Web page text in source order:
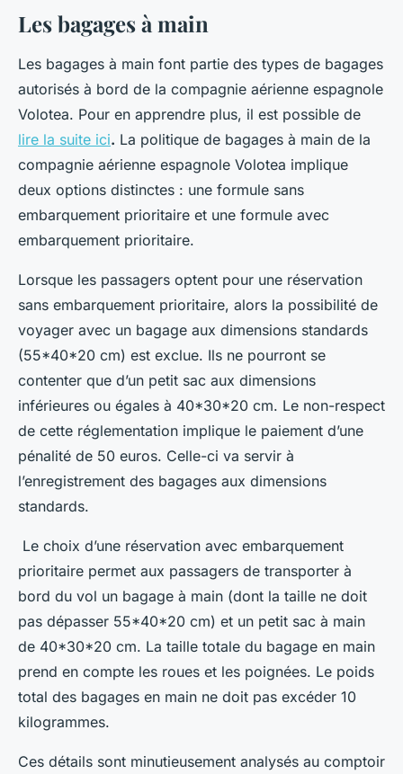
Les bagages à main
Les bagages à main font partie des types de bagages
autorisés à bord de la compagnie aérienne espagnole
Volotea. Pour en apprendre plus, il est possible de
lire la suite ici. La politique de bagages à main de la
compagnie aérienne espagnole Volotea implique
deux options distinctes : une formule sans
embarquement prioritaire et une formule avec
embarquement prioritaire.
Lorsque les passagers optent pour une réservation
sans embarquement prioritaire, alors la possibilité de
voyager avec un bagage aux dimensions standards
(55*40*20 cm) est exclue. Ils ne pourront se
contenter que d’un petit sac aux dimensions
inférieures ou égales à 40*30*20 cm. Le non-respect
de cette réglementation implique le paiement d’une
pénalité de 50 euros. Celle-ci va servir à
l’enregistrement des bagages aux dimensions
standards.
Le choix d’une réservation avec embarquement
prioritaire permet aux passagers de transporter à
bord du vol un bagage à main (dont la taille ne doit
pas dépasser 55*40*20 cm) et un petit sac à main
de 40*30*20 cm. La taille totale du bagage en main
prend en compte les roues et les poignées. Le poids
total des bagages en main ne doit pas excéder 10
kilogrammes.
Ces détails sont minutieusement analysés au comptoir